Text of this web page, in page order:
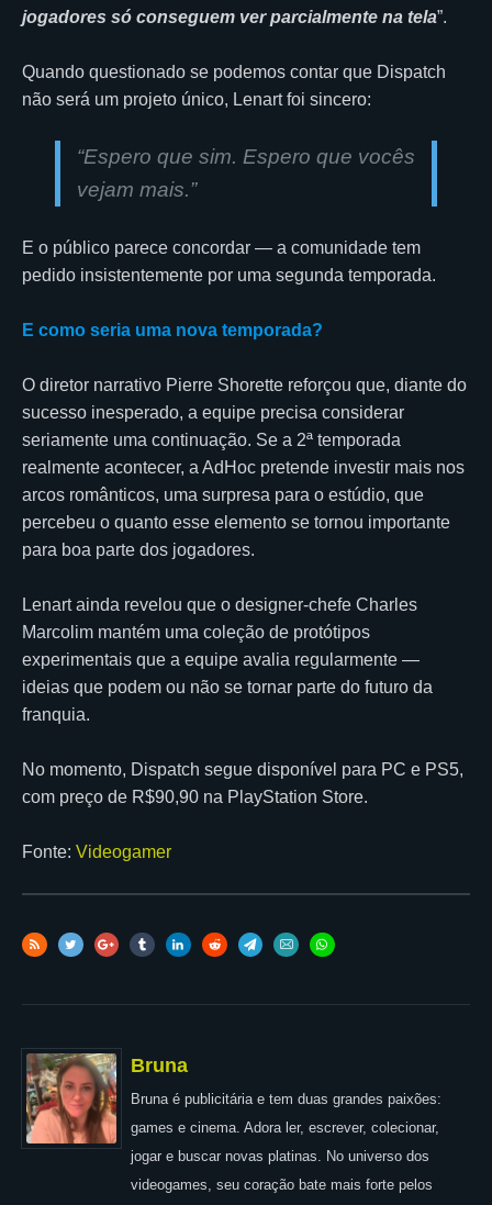
jogadores só conseguem ver parcialmente na tela”.
Quando questionado se podemos contar que Dispatch
não será um projeto único, Lenart foi sincero:
“Espero que sim. Espero que vocês
vejam mais.”
E o público parece concordar — a comunidade tem
pedido insistentemente por uma segunda temporada.
E como seria uma nova temporada?
O diretor narrativo Pierre Shorette reforçou que, diante do
sucesso inesperado, a equipe precisa considerar
seriamente uma continuação. Se a 2ª temporada
realmente acontecer, a AdHoc pretende investir mais nos
arcos românticos, uma surpresa para o estúdio, que
percebeu o quanto esse elemento se tornou importante
para boa parte dos jogadores.
Lenart ainda revelou que o designer-chefe Charles
Marcolim mantém uma coleção de protótipos
experimentais que a equipe avalia regularmente —
ideias que podem ou não se tornar parte do futuro da
franquia.
No momento, Dispatch segue disponível para PC e PS5,
com preço de R$90,90 na PlayStation Store.
Fonte: Videogamer
Bruna
Bruna é publicitária e tem duas grandes paixões:
games e cinema. Adora ler, escrever, colecionar,
jogar e buscar novas platinas. No universo dos
videogames, seu coração bate mais forte pelos